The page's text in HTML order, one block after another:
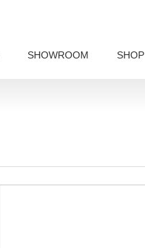
SHOWROOM SHOP